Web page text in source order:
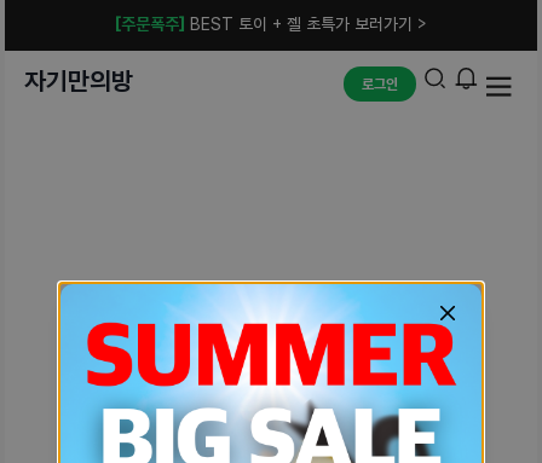
[주문폭주] BEST 토이 + 젤 초특가 보러가기 >
자기만의방 로그인
예상치 못한 에러입니다.